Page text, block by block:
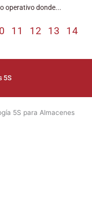
operativo donde...
11 12 13
14
5S